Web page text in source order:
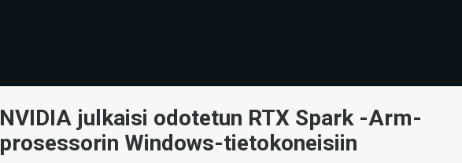
NVIDIA julkaisi odotetun RTX Spark -Arm-
prosessorin Windows-tietokoneisiin